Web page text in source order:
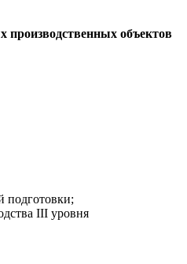
производственных объектов
подготовки;
III уровня